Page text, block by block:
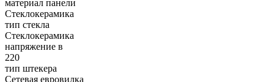
материал панели
Стеклокерамика
тип стекла
Стеклокерамика
напряжение в
220
тип штекера
Сетевая евровилка